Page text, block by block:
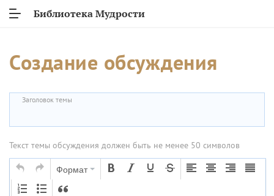
Библиотека Мудрости
Создание обсуждения
Заголовок темы
Текст темы обсуждения должен быть не менее 50 символов
Формат